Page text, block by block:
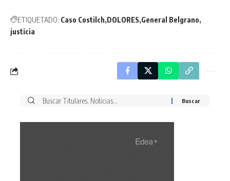
ETIQUETADO: Caso Costilch DOLORES General Belgrano
justicia
Buscar